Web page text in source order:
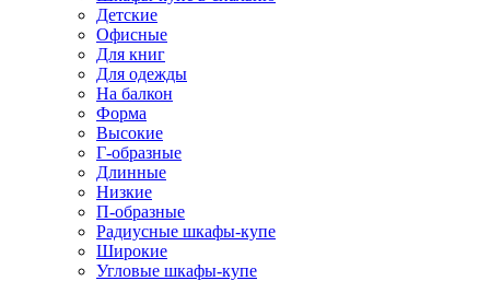
Детские
Офисные
Для книг
Для одежды
На балкон
Форма
Высокие
Г-образные
Длинные
Низкие
П-образные
Радиусные шкафы-купе
Широкие
Угловые шкафы-купе